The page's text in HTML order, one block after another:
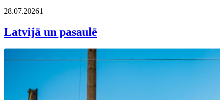
28.07.20261
Latvijā un pasaulē